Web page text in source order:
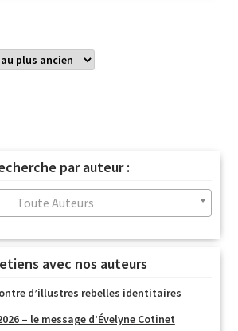
ancien
par auteur :
Toute Auteurs
avec nos auteurs
d’illustres rebelles identitaires
– le message d’Évelyne Cotinet